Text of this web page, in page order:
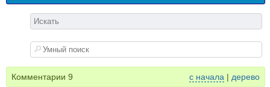
Комментарии 9 с начала | дерево